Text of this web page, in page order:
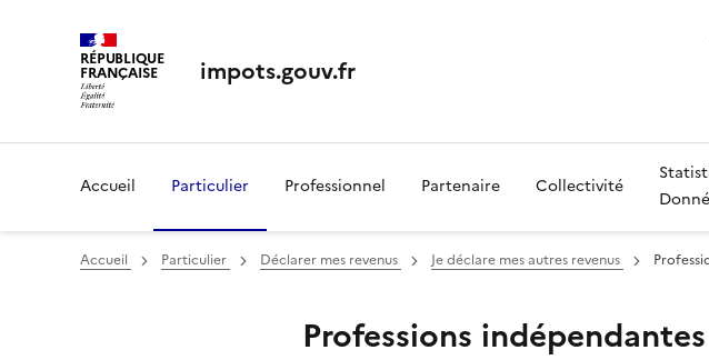
RÉPUBLIQUE
FRANÇAISE impots.gouv.fr
Accueil Particulier Professionnel Partenaire Collectivité
Accueil Particulier Déclarer mes revenus Je déclare mes autres revenus
Professions indépendantes